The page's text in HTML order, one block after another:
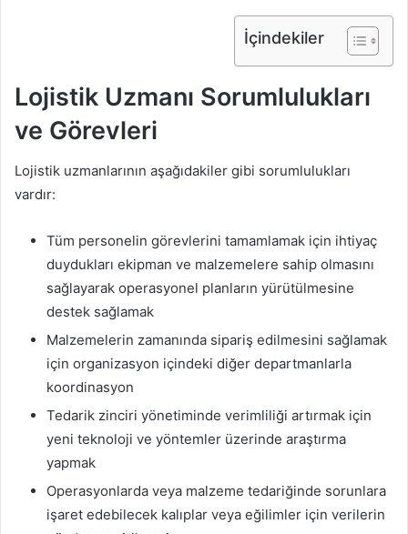
İçindekiler
Lojistik Uzmanı Sorumlulukları
ve Görevleri
Lojistik uzmanlarının aşağıdakiler gibi sorumlulukları
vardır:
Tüm personelin görevlerini tamamlamak için ihtiyaç
duydukları ekipman ve malzemelere sahip olmasını
sağlayarak operasyonel planların yürütülmesine
destek sağlamak
Malzemelerin zamanında sipariş edilmesini sağlamak
için organizasyon içindeki diğer departmanlarla
koordinasyon
Tedarik zinciri yönetiminde verimliliği artırmak için
yeni teknoloji ve yöntemler üzerinde araştırma
yapmak
Operasyonlarda veya malzeme tedariğinde sorunlara
işaret edebilecek kalıplar veya eğilimler için verilerin